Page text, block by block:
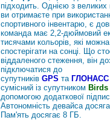
підходить. Однією з великих
ви отримаєте при
спортивного інвентарю, є
команда має 2,2-дюймовий
тисячами кольорів, які
спостерігати на сонці. Що
віддаленого стеження, він
підключатися до
супутників GPS таГЛОНАСС
сумісний із супутником Birds
допомогою додаткової
Автономність девайса
Пам'ять досягає 8 ГБ.